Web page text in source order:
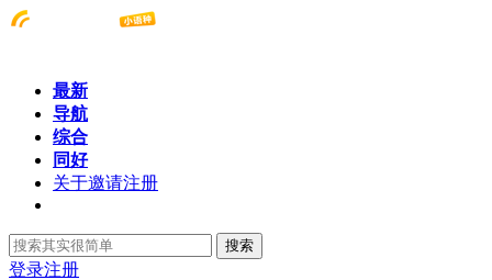
最新
导航
综合
同好
关于邀请注册
搜索
登录注册